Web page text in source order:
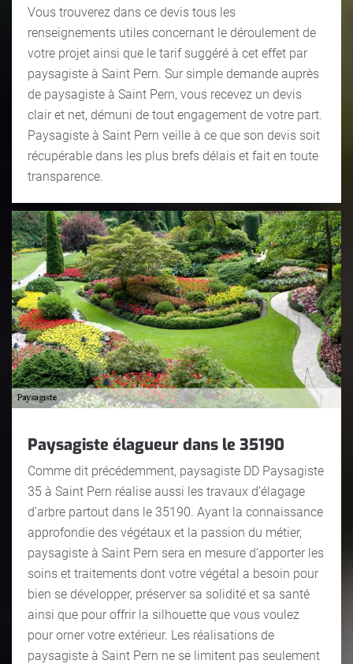
Vous trouverez dans ce devis tous les
renseignements utiles concernant le déroulement de
votre projet ainsi que le tarif suggéré à cet effet par
paysagiste à Saint Pern. Sur simple demande auprès
de paysagiste à Saint Pern, vous recevez un devis
clair et net, démuni de tout engagement de votre part.
Paysagiste à Saint Pern veille à ce que son devis soit
récupérable dans les plus brefs délais et fait en toute
transparence.
Paysagiste élagueur dans le 35190
Comme dit précédemment, paysagiste DD Paysagiste
35 à Saint Pern réalise aussi les travaux d’élagage
d’arbre partout dans le 35190. Ayant la connaissance
approfondie des végétaux et la passion du métier,
paysagiste à Saint Pern sera en mesure d’apporter les
soins et traitements dont votre végétal a besoin pour
bien se développer, préserver sa solidité et sa santé
ainsi que pour offrir la silhouette que vous voulez
pour orner votre extérieur. Les réalisations de
paysagiste à Saint Pern ne se limitent pas seulement